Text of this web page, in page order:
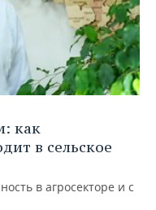
как
в сельское
в агросекторе и с